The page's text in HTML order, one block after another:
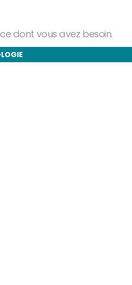
dont vous avez besoin.